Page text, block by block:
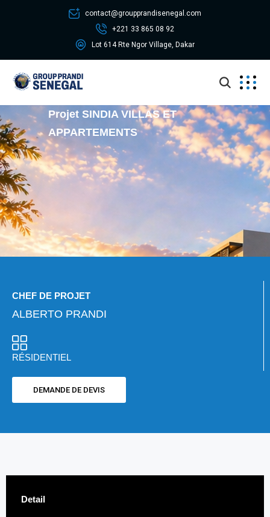
contact@groupprandisenegal.com
+221 33 865 08 92
Lot 614 Rte Ngor Village, Dakar
Projet SINDIA VILLAS ET
APPARTEMENTS
CHEF DE PROJET
ALBERTO PRANDI
RÉSIDENTIEL
DEMANDE DE DEVIS
Detail